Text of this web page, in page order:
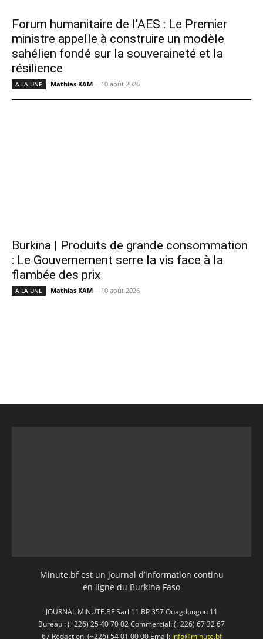
Forum humanitaire de l’AES : Le Premier
ministre appelle à construire un modèle
sahélien fondé sur la souveraineté et la
résilience
A LA UNE Mathias KAM - 10 août 2026
Burkina | Produits de grande consommation
: Le Gouvernement serre la vis face à la
flambée des prix
A LA UNE Mathias KAM - 10 août 2026
Minute.bf est un journal d’information continu
en ligne du Burkina Faso
JOURNAL MINUTE.BF Sarl 11 BP 357 Ouagdougou 11
Bureau : (+226) 25 40 70 02 Commercial: (+226) 67 32 67
67 Rédaction: (+226) 54 01 00 00 Email: info@minute.bf